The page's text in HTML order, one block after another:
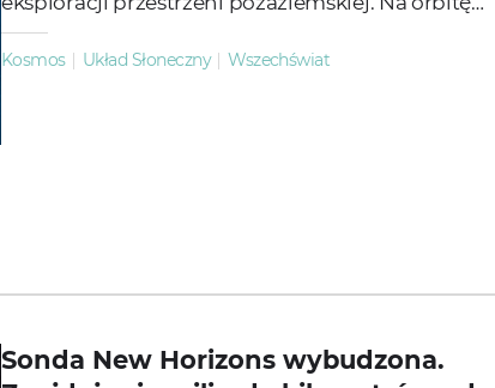
wynoszą je przede wszystkim rakiety nośne
(m.in....
Kosmos Układ Słoneczny Wszechświat
Sonda New Horizons wybudzona.